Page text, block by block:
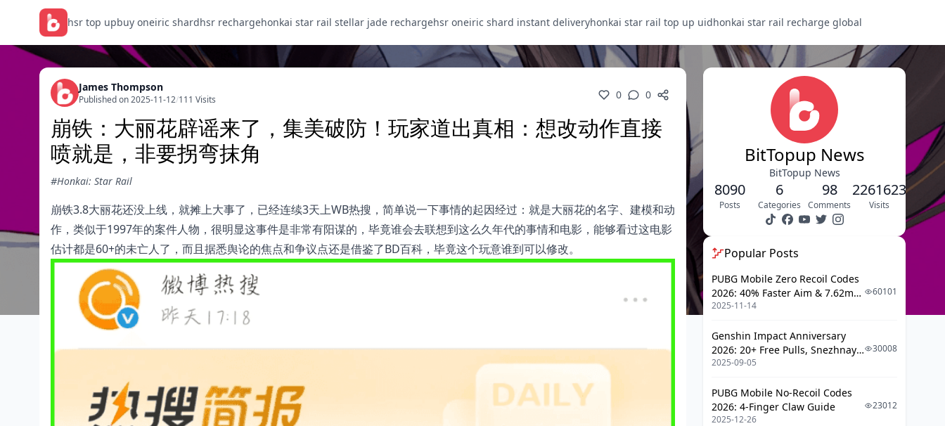
hsr top upbuy oneiric shardhsr rechargehonkai star rail stellar jade rechargehsr oneiric shard instant deliveryhonkai star rail top up uidhonkai star rail recharge global
James Thompson
Published on 2025-11-12/111 Visits 0 0
崩铁：大丽花辟谣来了，集美破防！玩家道出真相：想改动作直接
喷就是，非要拐弯抹角
#Honkai: Star Rail
崩铁3.8大丽花还没上线，就摊上大事了，已经连续3天上WB热搜，简单说一下事情的起因经过：就是大丽花的名字、建模和动
作，类似于1997年的案件人物，很明显这事件是非常有阳谋的，毕竟谁会去联想到这么久年代的事情和电影，能够看过这电影
估计都是60+的未亡人了，而且据悉舆论的焦点和争议点还是借鉴了BD百科，毕竟这个玩意谁到可以修改。
BitTopup News
BitTopup News
8090
Posts
6
Categories
98
Comments
2261623
Visits
Popular Posts
PUBG Mobile Zero Recoil Codes
2026: 40% Faster Aim & 7.62mm
Weapon Adjustments
2025-11-14
60101
Genshin Impact Anniversary
2026: 20+ Free Pulls, Snezhnaya
Roadmap & Complete Guide
2025-09-05
30008
PUBG Mobile No-Recoil Codes
2026: 4-Finger Claw Guide
2025-12-26
23012